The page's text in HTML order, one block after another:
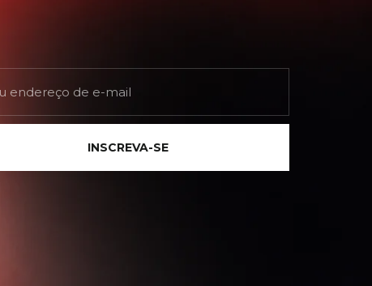
INSCREVA-SE